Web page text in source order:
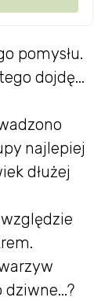
pomysłu.
dojdę...
najlepiej
dłużej